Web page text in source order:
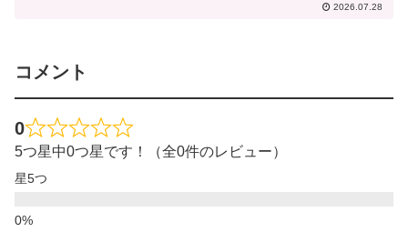
2026.07.28
コメント
0
5つ星中0つ星です！（全0件のレビュー）
星5つ